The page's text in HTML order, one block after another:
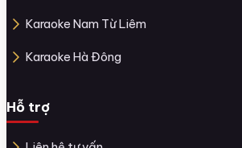
Karaoke Nam Từ Liêm
Karaoke Hà Đông
Hỗ trợ